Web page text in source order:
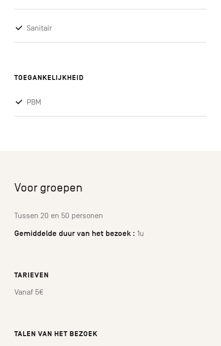
Sanitair
TOEGANKELIJKHEID
PBM
Voor groepen
Tussen 20 en 50 personen
Gemiddelde duur van het bezoek : 1u
TARIEVEN
Vanaf 5€
TALEN VAN HET BEZOEK